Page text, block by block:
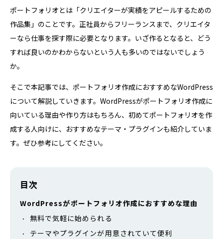
ポートフォリオとは「クリエイターが実績をアピールするための
作品集」のことです。正社員からフリーランスまで、クリエイタ
ーなら仕事を探す際に必要となります。いざ作るとなると、どう
すれば良いのかわからないという人も多いのではないでしょう
か。
そこで本記事では、ポートフォリオ作成におすすめなWordPress
について解説していきます。WordPressがポートフォリオ作成に
向いている理由や作り方はもちろん、初めてポートフォリオを作
成する人向けに、おすすめなテーマ・プラグインも紹介していま
す。ぜひ参考にしてください。
目次
WordPressがポートフォリオ作成におすすめな理由
無料で気軽に始められる
テーマやプラグインが用意されていて便利